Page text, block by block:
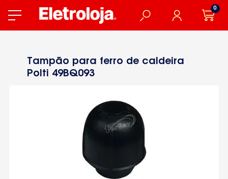
0
Tampão para ferro de caldeira
Polti 49BQ093